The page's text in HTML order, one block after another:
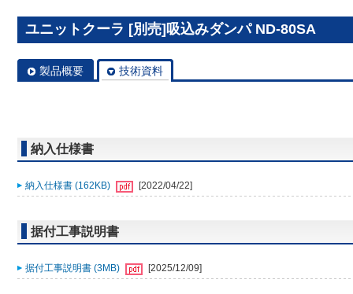
ユニットクーラ [別売]吸込みダンパ ND-80SA
製品概要 技術資料
納入仕様書
納入仕様書 (162KB) [2022/04/22]
据付工事説明書
据付工事説明書 (3MB) [2025/12/09]